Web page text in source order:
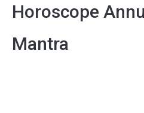
Horoscope
Mantra